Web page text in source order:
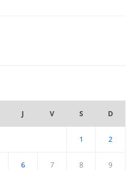
J V S D
1 2
6 7 8 9